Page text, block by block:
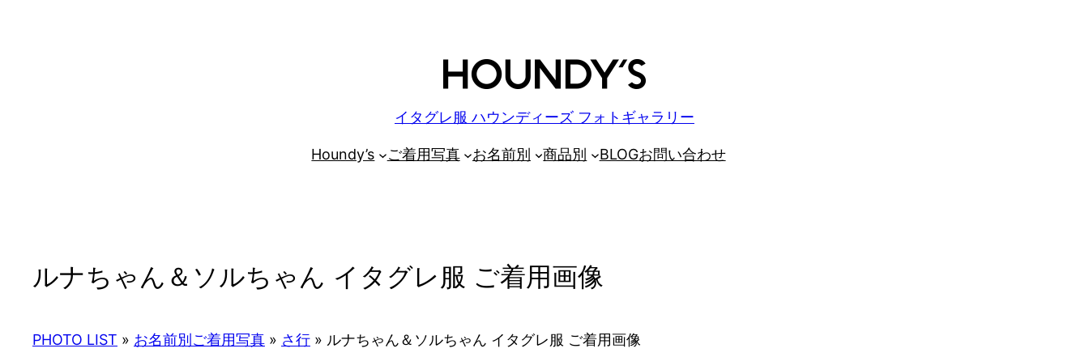
イタグレ服 ハウンディーズ フォトギャラリー
Houndy’s ご着用写真 お名前別 商品別 BLOGお問い合わせ
ルナちゃん＆ソルちゃん イタグレ服 ご着用画像
PHOTO LIST » お名前別ご着用写真 » さ行 » ルナちゃん＆ソルちゃん イタグレ服 ご着用画像